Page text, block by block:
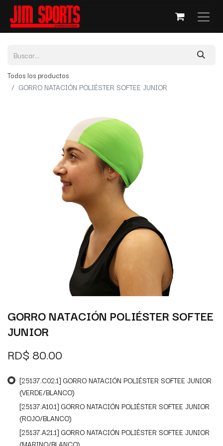
Todos los productos
GORRO NATACIÓN POLIÉSTER SOFTEE JUNIOR
GORRO NATACIÓN POLIÉSTER SOFTEE
JUNIOR
RD$ 80.00
[25137.C02.1] GORRO NATACIÓN POLIÉSTER SOFTEE JUNIOR
(VERDE/BLANCO)
[25137.A10.1] GORRO NATACIÓN POLIÉSTER SOFTEE JUNIOR
(ROJO/BLANCO)
[25137.A21.1] GORRO NATACIÓN POLIÉSTER SOFTEE JUNIOR